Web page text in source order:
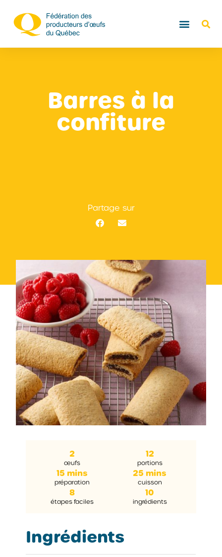
Barres à la
confiture
Partage sur
2
œufs
12
portions
15 mins
préparation
25 mins
cuisson
8
étapes faciles
10
ingrédients
Ingrédients